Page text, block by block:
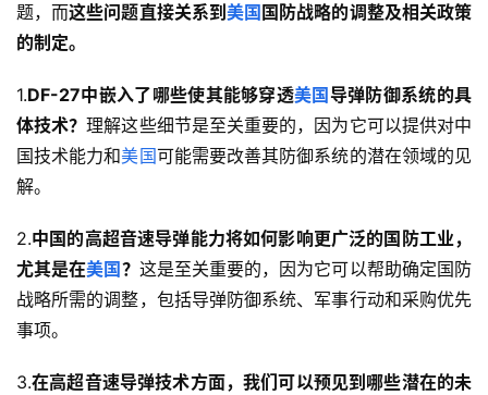
题，而这些问题直接关系到 美国 国防战略的调整及相关政策
的制定。
1.DF-27中嵌入了哪些使其能够穿透美国 导弹防御系统的具
体技术？理解这些细节是至关重要的，因为它可以提供对中
国技术能力和美国可能需要改善其防御系统的潜在领域的见
解。
2.中国的高超音速导弹能力将如何影响更广泛的国防工业，
尤其是在美国 ？ 这是至关重要的，因为它可以帮助确定国防
战略所需的调整，包括导弹防御系统、军事行动和采购优先
事项。
3.在高超音速导弹技术方面，我们可以预见到哪些潜在的未